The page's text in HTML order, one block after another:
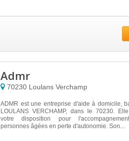
Admr
70230 Loulans Verchamp
ADMR est une entreprise d'aide à domicile,
LOULANS VERCHAMP, dans le 70230.
votre disposition pour
personnes âgées en perte d'autonomie. Son...